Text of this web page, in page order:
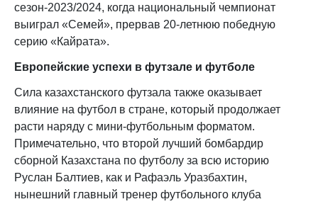
сезон-2023/2024, когда национальный чемпионат
выиграл «Семей», прервав 20-летнюю победную
серию «Кайрата».
Европейские успехи в футзале и футболе
Сила казахстанского футзала также оказывает
влияние на футбол в стране, который продолжает
расти наряду с мини-футбольным форматом.
Примечательно, что второй лучший бомбардир
сборной Казахстана по футболу за всю историю
Руслан Балтиев, как и Рафаэль Уразбахтин,
нынешний главный тренер футбольного клуба